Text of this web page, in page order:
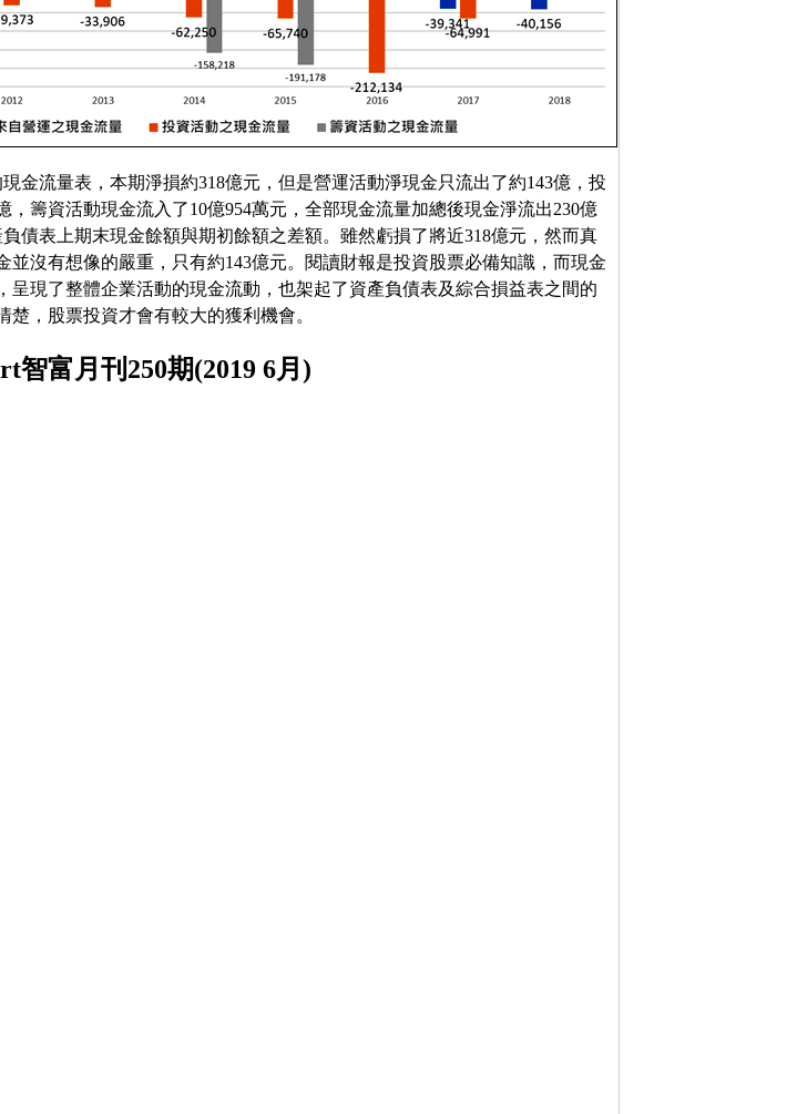
金流量表，本期淨損約318億元，但是營運活動淨現金只流出了約143億，投
，籌資活動現金流入了10億954萬元，全部現金流量加總後現金淨流出230億
債表上期末現金餘額與期初餘額之差額。雖然虧損了將近318億元，然而真
並沒有想像的嚴重，只有約143億元。閱讀財報是投資股票必備知識，而現金
呈現了整體企業活動的現金流動，也架起了資產負債表及綜合損益表之間的
楚，股票投資才會有較大的獲利機會。
智富月刊250期(2019 6月)